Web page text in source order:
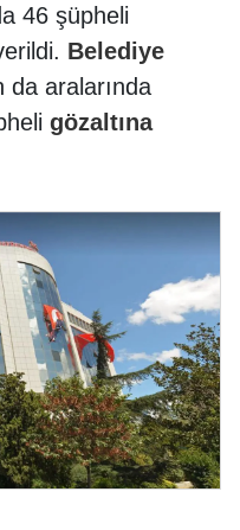
46 şüpheli
Belediye
da aralarında
gözaltına